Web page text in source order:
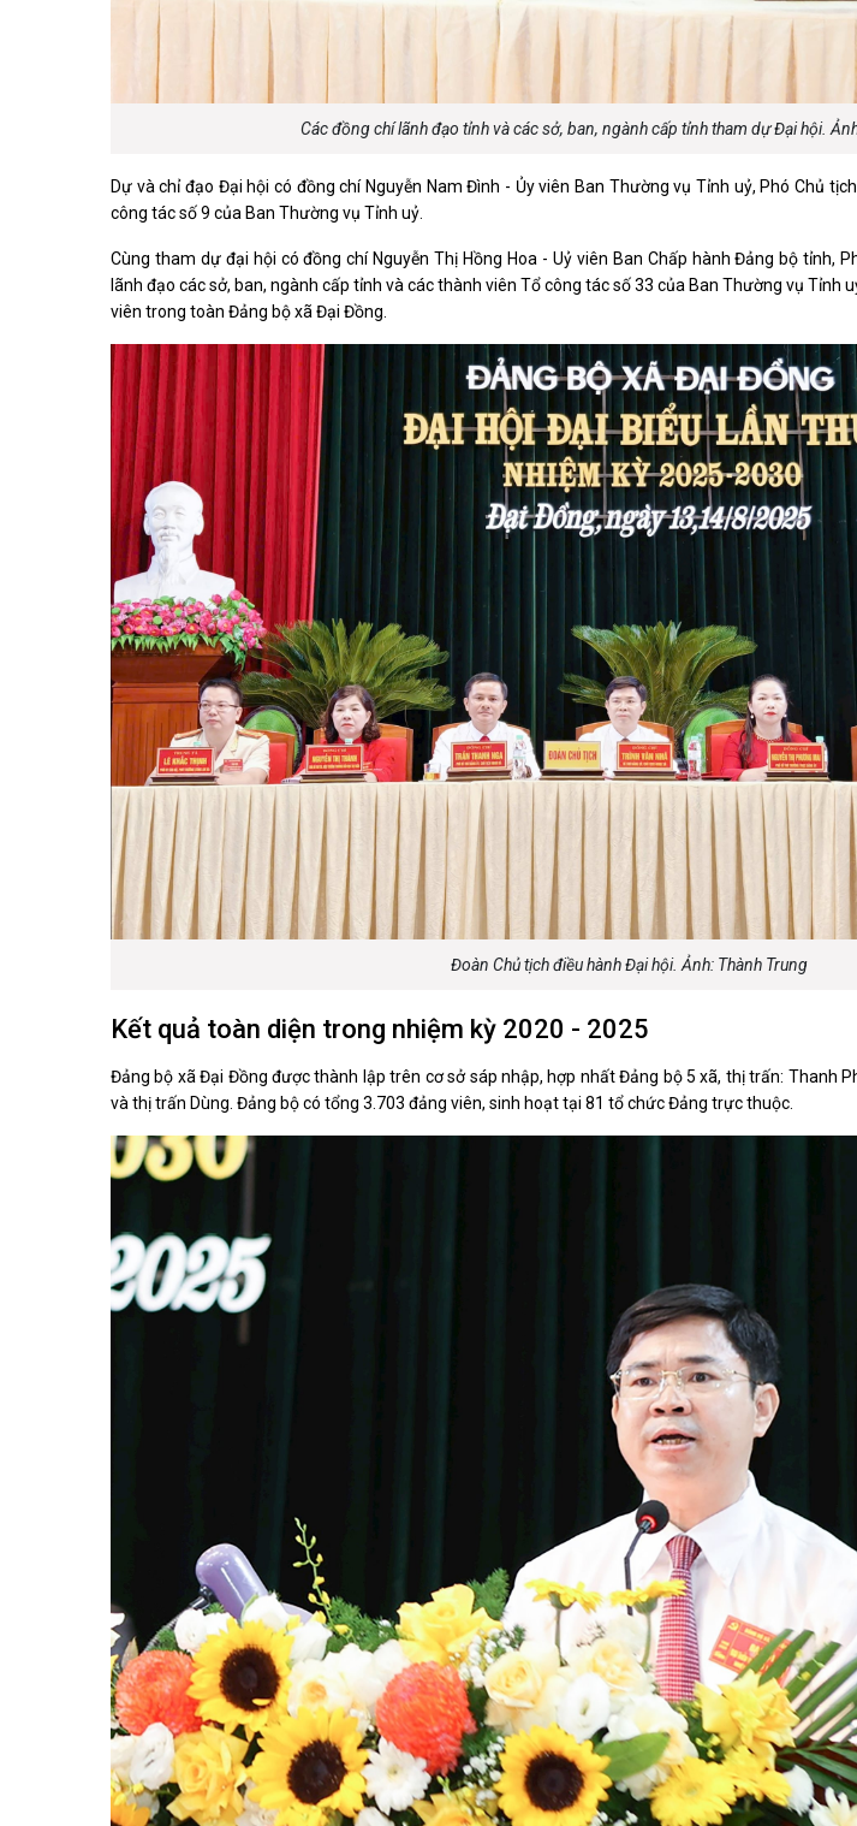
Các đồng chí lãnh đạo tỉnh và các sở, ban, ngành cấp tỉnh tham dự Đại hội.
Dự và chỉ đạo Đại hội có đồng chí Nguyễn Nam Đình - Ủy viên Ban Thường vụ Tỉnh uỷ, Phó Chủ
công tác số 9 của Ban Thường vụ Tỉnh uỷ.
Cùng tham dự đại hội có đồng chí Nguyễn Thị Hồng Hoa - Uỷ viên Ban Chấp hành Đảng bộ tỉnh,
lãnh đạo các sở, ban, ngành cấp tỉnh và các thành viên Tổ công tác số 33 của Ban Thường vụ Tỉnh
viên trong toàn Đảng bộ xã Đại Đồng.
Đoàn Chủ tịch điều hành Đại hội. Ảnh: Thành Trung
Kết quả toàn diện trong nhiệm kỳ 2020 - 2025
Đảng bộ xã Đại Đồng được thành lập trên cơ sở sáp nhập, hợp nhất Đảng bộ 5 xã, thị trấn: Thanh
và thị trấn Dùng. Đảng bộ có tổng 3.703 đảng viên, sinh hoạt tại 81 tổ chức Đảng trực thuộc.